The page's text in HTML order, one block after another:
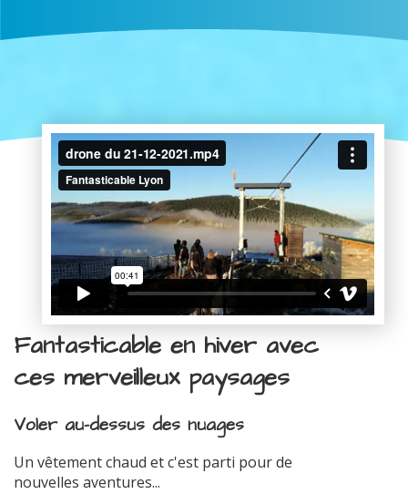
Fantasticable en hiver avec
ces merveilleux paysages
Voler au-dessus des nuages
Un vêtement chaud et c'est parti pour de
nouvelles aventures...